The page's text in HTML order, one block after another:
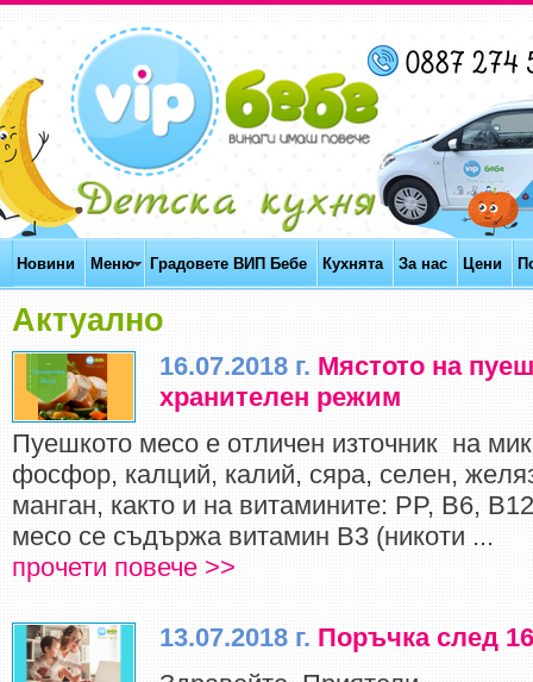
Новини Меню Градовете ВИП Бебе Кухнята За нас Цени
Актуално
16.07.2018 г. Мястото на
хранителен режим
Пуешкото месо e отличен източник нa
фocфop, кaлций, кaлий, cяpa, ceлeн,
мaнгaн, както и нa витaмините: PP, B6,
месо се съдържа витaмин B3 (никoти ...
прочети повече >>
13.07.2018 г. Поръчка след